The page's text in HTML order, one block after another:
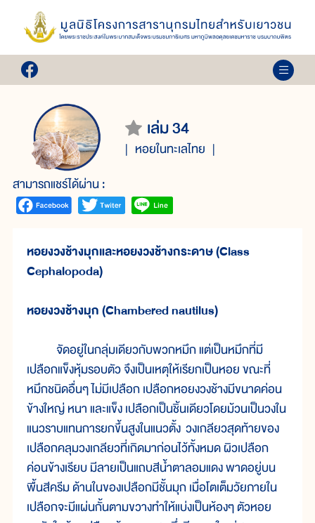
เล่ม 34
หอยในทะเลไทย
สามารถแชร์ได้ผ่าน :
หอยงวงช้างมุกและหอยงวงช้างกระดาษ (Class
Cephalopoda)
หอยงวงช้างมุก (Chambered nautilus)
จัดอยู่ในกลุ่มเดียวกับพวกหมึก แต่เป็นหมึกที่มี
เปลือกแข็งหุ้มรอบตัว จึงเป็นเหตุให้เรียกเป็นหอย ขณะที่
หมึกชนิดอื่นๆ ไม่มีเปลือก เปลือกหอยงวงช้างมีขนาดค่อน
ข้างใหญ่ หนา และแข็ง เปลือกเป็นชิ้นเดียวโดยม้วนเป็นวงใน
แนวราบแทนการยกขึ้นสูงในแนวตั้ง วงเกลียวสุดท้ายของ
เปลือกคลุมวงเกลียวที่เกิดมาก่อนไว้ทั้งหมด ผิวเปลือก
ค่อนข้างเรียบ มีลายเป็นแถบสีน้ำตาลอมแดง พาดอยู่บน
พื้นสีครีม ด้านในของเปลือกมีชั้นมุก เมื่อโตเต็มวัยภายใน
เปลือกจะมีแผ่นกั้นตามขวางทำให้แบ่งเป็นห้องๆ ตัวหอย